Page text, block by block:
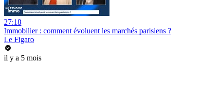
27:18
Immobilier : comment évoluent les marchés parisiens ?
Le Figaro
il y a 5 mois